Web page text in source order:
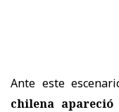
Ante este
chilena